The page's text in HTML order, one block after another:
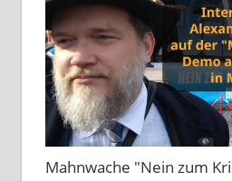
Mahnwache "Nein zum